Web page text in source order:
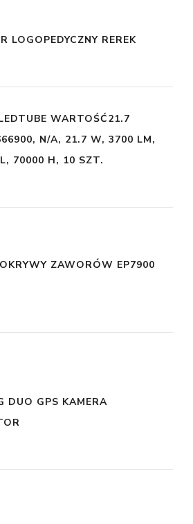
LOGOPEDYCZNY REREK
WARTOŚĆ21.7
N/A, 21.7 W, 3700 LM,
70000 H, 10 SZT.
ZAWORÓW EP7900
DUO GPS KAMERA